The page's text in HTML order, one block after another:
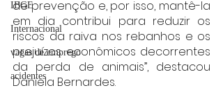
IBGE
Internacional
vagas de emprego
acidentes
de prevenção e, por isso, mantê-la
em dia contribui para reduzir os
riscos da raiva nos rebanhos e os
prejuízos econômicos decorrentes
da perda de animais”, destacou
Daniela Bernardes.